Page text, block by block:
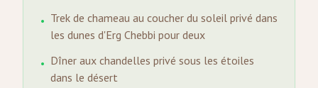
• Trek de chameau au coucher du soleil privé dans
les dunes d'Erg Chebbi pour deux
• Dîner aux chandelles privé sous les étoiles
dans le désert